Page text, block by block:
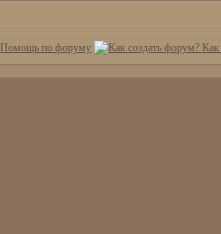
Помощь по форуму